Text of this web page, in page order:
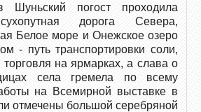
Шуньский погост проходила
дорога Севера,
Белое море и Онежское озеро
- путь транспортировки соли,
на ярмарках, а слава о
села гремела по всему
на Всемирной выставке в
отмечены большой серебряной